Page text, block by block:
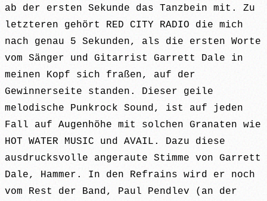
ab der ersten Sekunde das Tanzbein mit. Zu
letzteren gehört RED CITY RADIO die mich
nach genau 5 Sekunden, als die ersten Worte
vom Sänger und Gitarrist Garrett Dale in
meinen Kopf sich fraßen, auf der
Gewinnerseite standen. Dieser geile
melodische Punkrock Sound, ist auf jeden
Fall auf Augenhöhe mit solchen Granaten wie
HOT WATER MUSIC und AVAIL. Dazu diese
ausdrucksvolle angeraute Stimme von Garrett
Dale, Hammer. In den Refrains wird er noch
vom Rest der Band, Paul Pendlev (an der